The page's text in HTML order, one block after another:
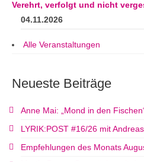
Verehrt, verfolgt und nicht
04.11.2026
Alle Veranstaltungen
Neueste Beiträge
Anne Mai: „Mond in den
LYRIK:POST #16/26 mit
Empfehlungen des Monats